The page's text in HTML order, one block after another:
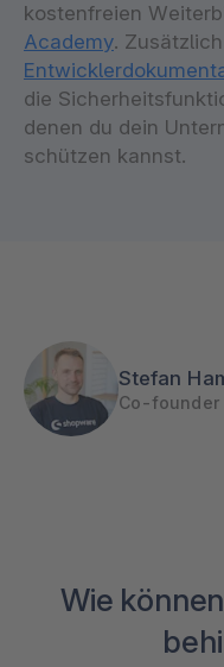
kostenfreien
Academy.
die
denen du dein
schützen kannst.
Stefan
Co-founder
Wie